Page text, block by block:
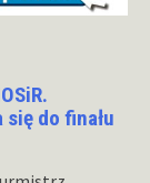
do finału